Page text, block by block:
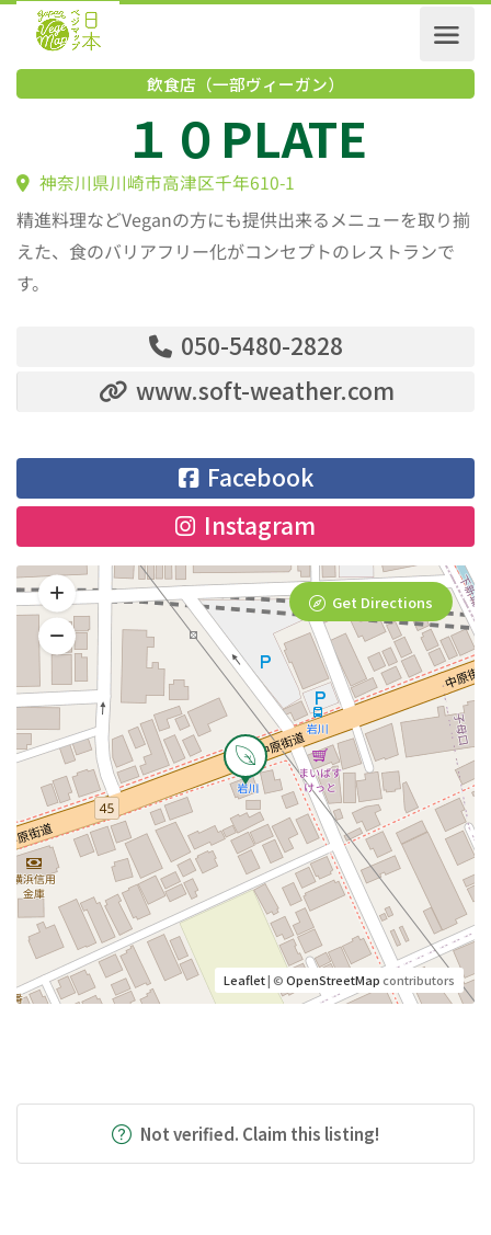
飲食店（一部ヴィーガン）
１０PLATE
神奈川県川崎市高津区千年610-1
精進料理などVeganの方にも提供出来るメニューを取り揃
えた、食のバリアフリー化がコンセプトのレストランで
す。
050-5480-2828
www.soft-weather.com
Facebook
Instagram
Leaflet| ©OpenStreetMapcontributors
Get Directions
Not verified. Claim this listing!